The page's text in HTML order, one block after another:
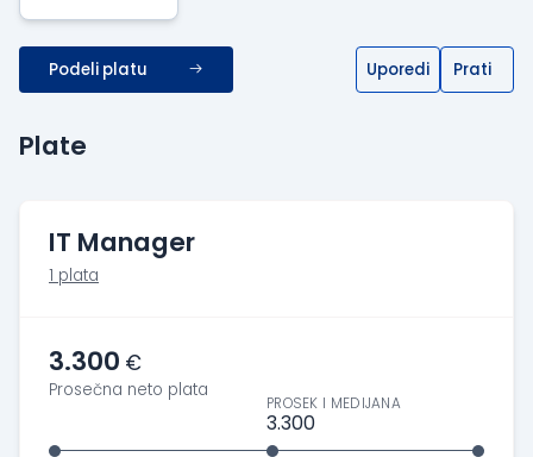
Podeli platu Uporedi Prati
Plate
IT Manager
1 plata
3.300 €
Prosečna neto plata
PROSEK I MEDIJANA
3.300